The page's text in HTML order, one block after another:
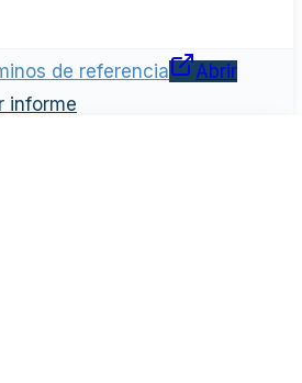
de referencia
Abrir
informe